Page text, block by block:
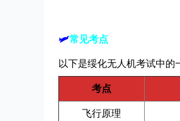
🛩常见考点
以下是绥化无人机考试中的
考点
飞行原理